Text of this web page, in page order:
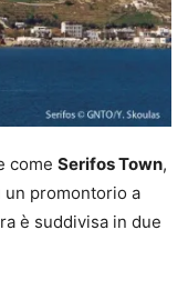
come Serifos Town,
un promontorio a
è suddivisa in due